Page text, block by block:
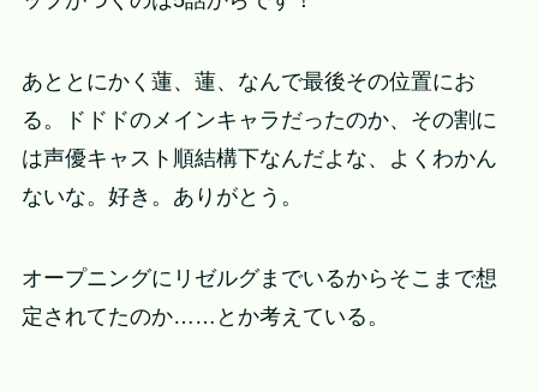
あととにかく蓮、蓮、なんで最後その位置にお
る。ドドドのメインキャラだったのか、その割に
は声優キャスト順結構下なんだよな、よくわかん
ないな。好き。ありがとう。
オープニングにリゼルグまでいるからそこまで想
定されてたのか……とか考えている。